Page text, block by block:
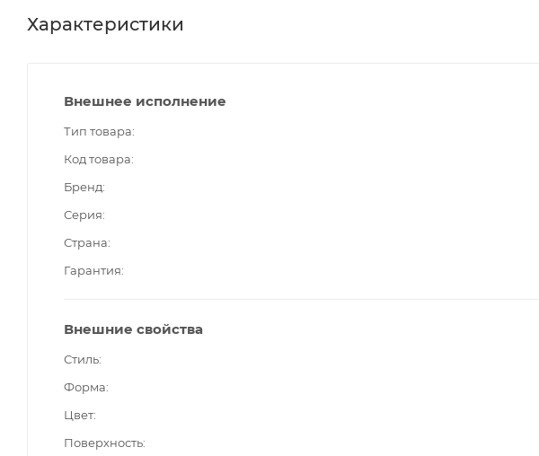
Характеристики
Внешнее исполнение
Тип товара
Код товара
Бренд
Серия
Страна
Гарантия
Внешние свойства
Стиль
Форма
Цвет
Поверхность